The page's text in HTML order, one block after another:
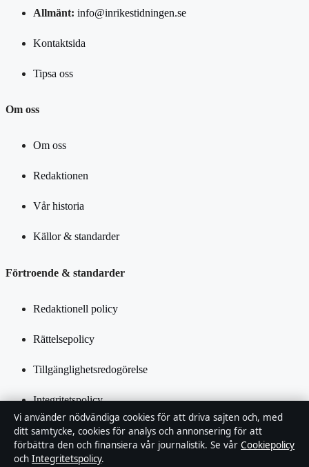
Allmänt: info@inrikestidningen.se
Kontaktsida
Tipsa oss
Om oss
Om oss
Redaktionen
Vår historia
Källor & standarder
Förtroende & standarder
Redaktionell policy
Rättelsepolicy
Tillgänglighetsredogörelse
Integritetspolicy
Kändisar & integritet
Vi använder nödvändiga cookies för att driva sajten och, med
ditt samtycke, cookies för analys och annonsering för att
förbättra den och finansiera vår journalistik. Se vår Cookiepolicy
och Integritetspolicy.